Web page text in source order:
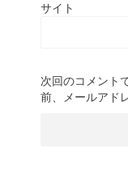
サイト
次回のコメント
前、メールアド